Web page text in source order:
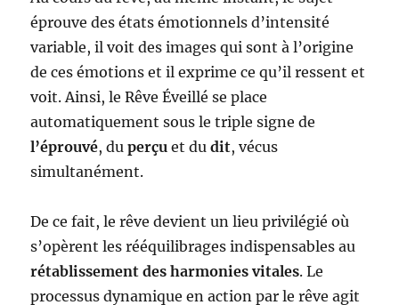
éprouve des états émotionnels d’intensité
variable, il voit des images qui sont à l’origine
de ces émotions et il exprime ce qu’il ressent et
voit. Ainsi, le Rêve Éveillé se place
automatiquement sous le triple signe de
l’éprouvé, duperçuet dudit, vécus
simultanément.
De ce fait, le rêve devient un lieu privilégié où
s’opèrent les rééquilibrages indispensables au
rétablissement des harmonies vitales. Le
processus dynamique en action par le rêve agit